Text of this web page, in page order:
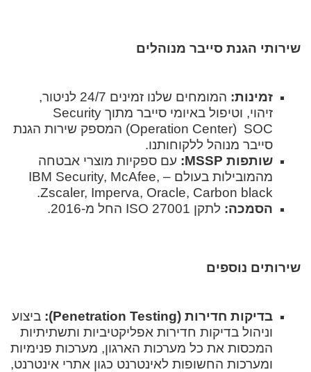
שירותי הגנת סייבר מנוהלים
זמינות:
המומחים שלנו זמינים 24/7 לניטור,
זיהוי, וטיפול באיומי סייבר מתוך Security
Operation Center) SOC) המספק שירות הגנת
סייבר מנוהל ללקוחותנו.
שותפות MSSP:
עם ספקיות מוצרי אבטחה
מהמובילות בעולם – IBM Security, McAfee,
Zscaler, Imperva, Oracle, Carbon black.
הסמכה: לתקן ISO 27001 החל מ-2016.
שירותים נוספים
בדיקות חדירות (Penetration Testing):
ביצוע
וניהול בדיקות חדירות אפליקטיביות ותשתיתיות
המכסות את כל מערכות הארגון, מערכות פנימיות
ומערכות החשופות לאינטרנט כגון אתרי אינטרנט,